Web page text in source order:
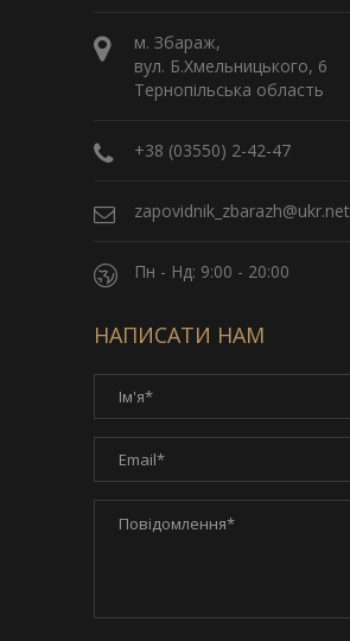
м. Збараж,
вул. Б.Хмельницького, 6
Тернопільська область
+38 (03550) 2-42-47
zapovidnik_zbarazh@ukr.net
Пн - Нд: 9:00 - 20:00
НАПИСАТИ НАМ